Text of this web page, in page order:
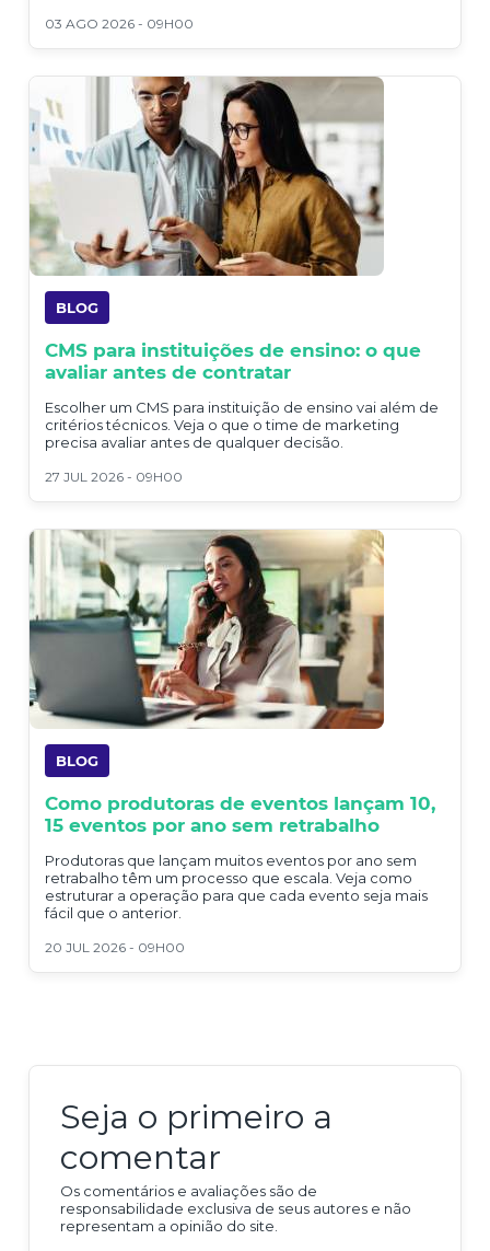
03 AGO 2026 - 09H00
BLOG
CMS para instituições de ensino: o que
avaliar antes de contratar
Escolher um CMS para instituição de ensino vai além de
critérios técnicos. Veja o que o time de marketing
precisa avaliar antes de qualquer decisão.
27 JUL 2026 - 09H00
BLOG
Como produtoras de eventos lançam 10,
15 eventos por ano sem retrabalho
Produtoras que lançam muitos eventos por ano sem
retrabalho têm um processo que escala. Veja como
estruturar a operação para que cada evento seja mais
fácil que o anterior.
20 JUL 2026 - 09H00
Seja o primeiro a
comentar
Os comentários e avaliações são de
responsabilidade exclusiva de seus autores e não
representam a opinião do site.